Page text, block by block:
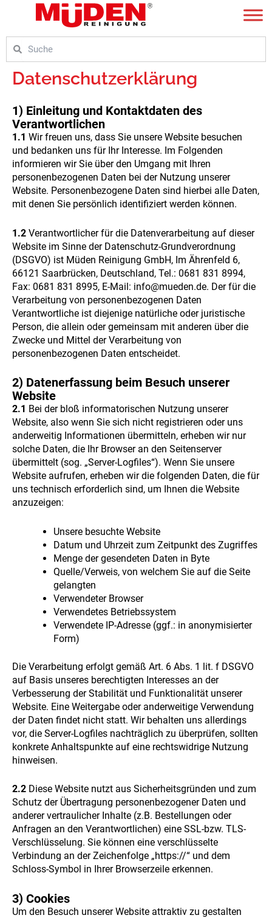
Datenschutzerklärung
1) Einleitung und Kontaktdaten des
Verantwortlichen
1.1 Wir freuen uns, dass Sie unsere Website besuchen
und bedanken uns für Ihr Interesse. Im Folgenden
informieren wir Sie über den Umgang mit Ihren
personenbezogenen Daten bei der Nutzung unserer
Website. Personenbezogene Daten sind hierbei alle Daten,
mit denen Sie persönlich identifiziert werden können.
1.2 Verantwortlicher für die Datenverarbeitung auf dieser
Website im Sinne der Datenschutz-Grundverordnung
(DSGVO) ist Müden Reinigung GmbH, Im Ährenfeld 6,
66121 Saarbrücken, Deutschland, Tel.: 0681 831 8994,
Fax: 0681 831 8995, E-Mail: info@mueden.de. Der für die
Verarbeitung von personenbezogenen Daten
Verantwortliche ist diejenige natürliche oder juristische
Person, die allein oder gemeinsam mit anderen über die
Zwecke und Mittel der Verarbeitung von
personenbezogenen Daten entscheidet.
2) Datenerfassung beim Besuch unserer
Website
2.1 Bei der bloß informatorischen Nutzung unserer
Website, also wenn Sie sich nicht registrieren oder uns
anderweitig Informationen übermitteln, erheben wir nur
solche Daten, die Ihr Browser an den Seitenserver
übermittelt (sog. „Server-Logfiles“). Wenn Sie unsere
Website aufrufen, erheben wir die folgenden Daten, die für
uns technisch erforderlich sind, um Ihnen die Website
anzuzeigen:
Unsere besuchte Website
Datum und Uhrzeit zum Zeitpunkt des Zugriffes
Menge der gesendeten Daten in Byte
Quelle/Verweis, von welchem Sie auf die Seite
gelangten
Verwendeter Browser
Verwendetes Betriebssystem
Verwendete IP-Adresse (ggf.: in anonymisierter
Form)
Die Verarbeitung erfolgt gemäß Art. 6 Abs. 1 lit. f DSGVO
auf Basis unseres berechtigten Interesses an der
Verbesserung der Stabilität und Funktionalität unserer
Website. Eine Weitergabe oder anderweitige Verwendung
der Daten findet nicht statt. Wir behalten uns allerdings
vor, die Server-Logfiles nachträglich zu überprüfen, sollten
konkrete Anhaltspunkte auf eine rechtswidrige Nutzung
hinweisen.
2.2 Diese Website nutzt aus Sicherheitsgründen und zum
Schutz der Übertragung personenbezogener Daten und
anderer vertraulicher Inhalte (z.B. Bestellungen oder
Anfragen an den Verantwortlichen) eine SSL-bzw. TLS-
Verschlüsselung. Sie können eine verschlüsselte
Verbindung an der Zeichenfolge „https://“ und dem
Schloss-Symbol in Ihrer Browserzeile erkennen.
3) Cookies
Um den Besuch unserer Website attraktiv zu gestalten